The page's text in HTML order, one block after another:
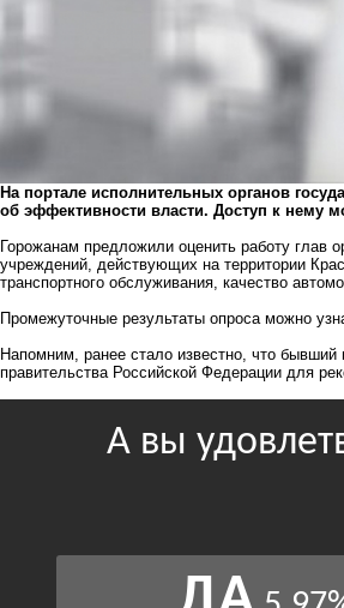
На портале исполнительных органов
об эффективности власти. Доступ к нему
Горожанам предложили оценить работу глав
учреждений, действующих на территории
транспортного обслуживания, качество
Промежуточные результаты опроса можно
Напомним, ранее стало известно, что
правительства Российской Федерации для